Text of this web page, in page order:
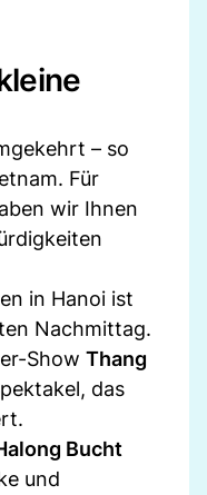
– so
Für
wir Ihnen
in Hanoi ist
Nachmittag.
Show Thang
das
Bucht
und